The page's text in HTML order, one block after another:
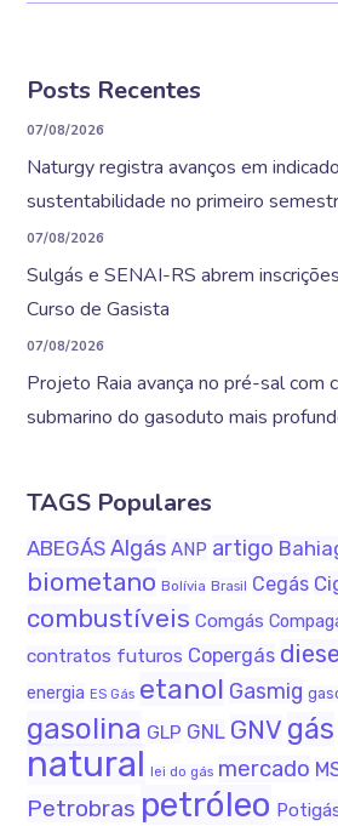
Posts Recentes
07/08/2026
Naturgy registra avanços em
sustentabilidade no primeiro
07/08/2026
Sulgás e SENAI-RS abrem
Curso de Gasista
07/08/2026
Projeto Raia avança no pré-sal com
submarino do gasoduto mais
TAGS Populares
ABEGÁS Algás ANP artigo
biometano Bolívia Brasil Cegás
combustíveis Comgás
contratos futuros Copergás
energia ES Gás etanol Gasmig
gasolina GLP GNL GNV gás
natural lei do gás mercado
Petrobras petróleo